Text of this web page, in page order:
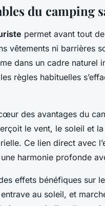
du camping
permet avant tout
vêtements ni barrières
dans un cadre naturel
règles habituelles
des avantages du
le vent, le soleil et
Ce lien direct avec
harmonie profonde
effets bénéfiques sur
au soleil, et